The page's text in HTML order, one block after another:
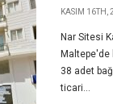
KASIM 16TH,
Nar Sitesi
Maltepe'de
38 adet
ticari...